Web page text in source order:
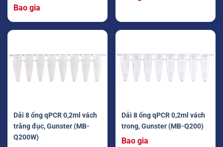
Bao gia
Dải 8 ống qPCR 0,2ml vách
trắng đục, Gunster (MB-
Q200W)
Dải 8 ống qPCR 0,2ml vách
trong, Gunster (MB-Q200)
Bao gia